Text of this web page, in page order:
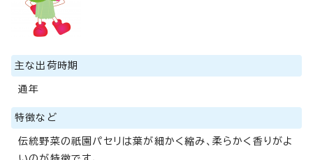
主な出荷時期
通年
特徴など
伝統野菜の祇園パセリは葉が細かく縮み、柔らかく香りがよ